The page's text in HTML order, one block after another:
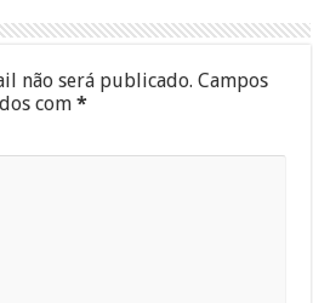
não será publicado. Campos
com*